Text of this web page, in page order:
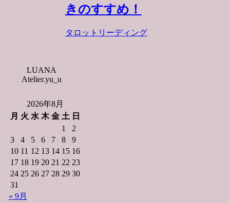
きのすすめ！
タロットリーディング
LUANA
Atelier.yu_u
2026年8月
月 火 水 木 金 土 日
1
2
3
4 5 6 7 8
9
10 11 12 13 14 15 16
17 18 19 20 21 22 23
24 25 26 27 28 29 30
31
« 9月